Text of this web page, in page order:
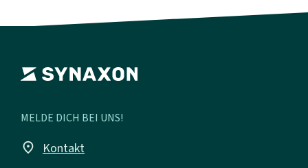
MELDE DICH BEI UNS!
place Kontakt